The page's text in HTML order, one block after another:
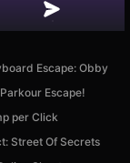
Escape: Obby
Escape!
per Click
Street Of Secrets